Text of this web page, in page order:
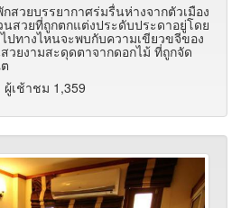
สวยบรรยากาศร่มรื่นห่างจากตัวเมือง
นสวยที่ถูกตกแต่งประดับประดาอยู่โดย
ปทางไหนจะพบกับความเขียวขจีของ
ยงามสะดุดตาจากดอกไม้ ที่ถูกจัด
ผู้เช้าชม 1,359